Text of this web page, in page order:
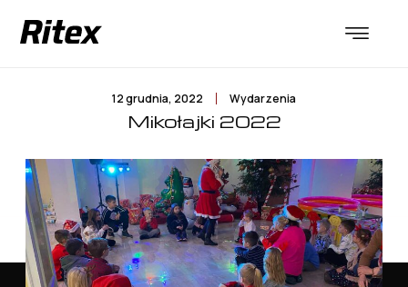
12 grudnia, 2022 Wydarzenia
Mikołajki 2022